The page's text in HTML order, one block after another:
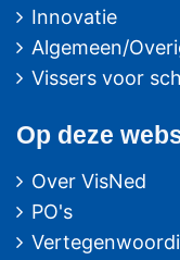
Innovatie
Algemeen/
Vissers voor
Op deze
Over VisNed
PO's